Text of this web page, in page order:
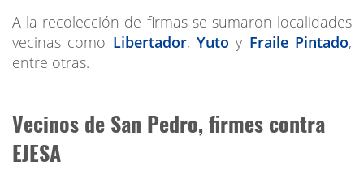
A la recolección de firmas se sumaron localidades
vecinas como Libertador,Yuto y Fraile Pintado,
entre otras.
Vecinos de San Pedro, firmes contra
EJESA